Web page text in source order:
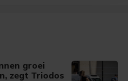
of intrekken.
groei
zegt Triodos